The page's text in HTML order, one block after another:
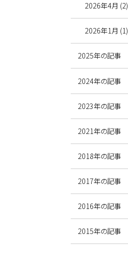
2026年4月 (2)
2026年1月 (1)
2025年の記事
2024年の記事
2023年の記事
2021年の記事
2018年の記事
2017年の記事
2016年の記事
2015年の記事